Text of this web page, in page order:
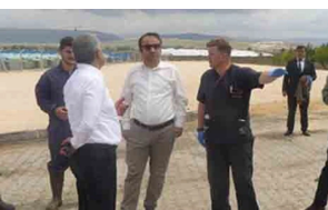
Tarım Kredi Kooperatifleri
Pankobirlik
Et fiyatları
Tarım Bilgisi